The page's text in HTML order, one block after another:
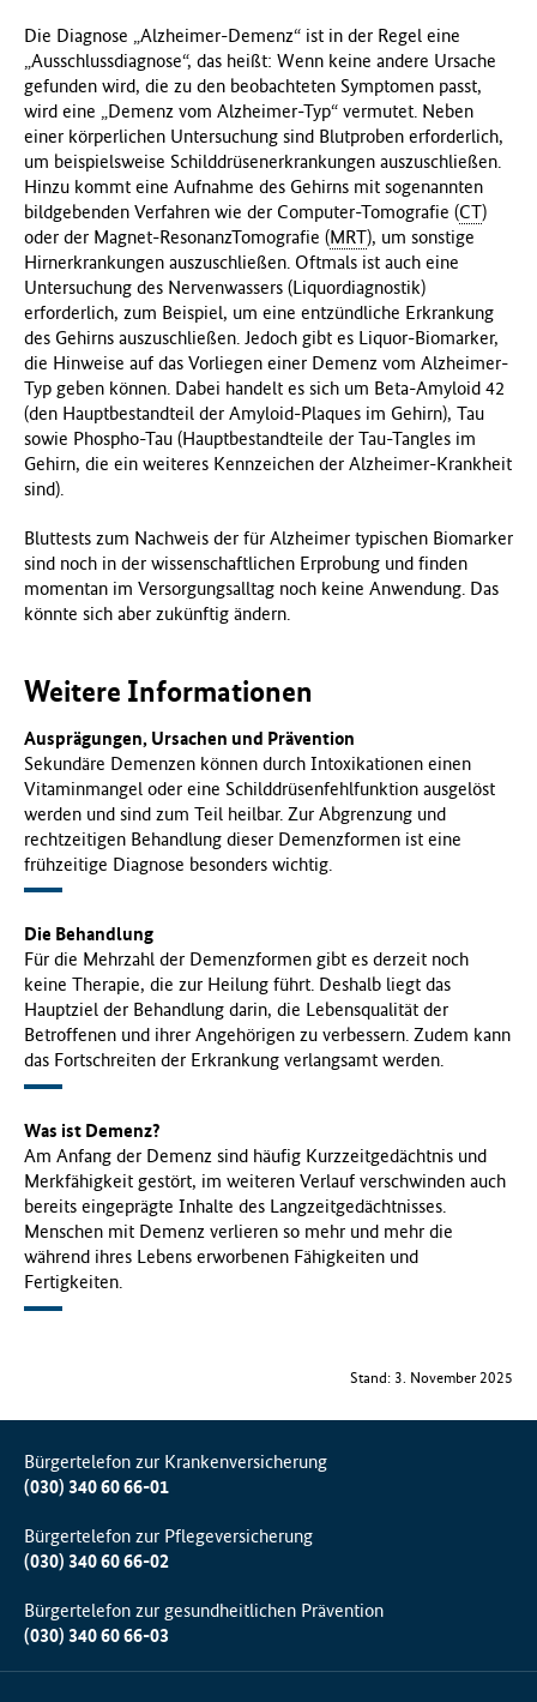
Die Diagnose „Alzheimer-Demenz“ ist in der Regel eine
„Ausschlussdiagnose“, das heißt: Wenn keine andere Ursache
gefunden wird, die zu den beobachteten Symptomen passt,
wird eine „Demenz vom Alzheimer-Typ“ vermutet. Neben
einer körperlichen Untersuchung sind Blutproben erforderlich,
um beispielsweise Schilddrüsenerkrankungen auszuschließen.
Hinzu kommt eine Aufnahme des Gehirns mit sogenannten
bildgebenden Verfahren wie der Computer-Tomografie (CT)
oder der Magnet-ResonanzTomografie (MRT), um sonstige
Hirnerkrankungen auszuschließen. Oftmals ist auch eine
Untersuchung des Nervenwassers (Liquordiagnostik)
erforderlich, zum Beispiel, um eine entzündliche Erkrankung
des Gehirns auszuschließen. Jedoch gibt es Liquor-Biomarker,
die Hinweise auf das Vorliegen einer Demenz vom Alzheimer-
Typ geben können. Dabei handelt es sich um Beta-Amyloid 42
(den Hauptbestandteil der Amyloid-Plaques im Gehirn), Tau
sowie Phospho-Tau (Hauptbestandteile der Tau-Tangles im
Gehirn, die ein weiteres Kennzeichen der Alzheimer-Krankheit
sind).
Bluttests zum Nachweis der für Alzheimer typischen Biomarker
sind noch in der wissenschaftlichen Erprobung und finden
momentan im Versorgungsalltag noch keine Anwendung. Das
könnte sich aber zukünftig ändern.
Weitere Informationen
Ausprägungen, Ursachen und Prävention
Sekundäre Demenzen können durch Intoxikationen einen
Vitaminmangel oder eine Schilddrüsenfehlfunktion ausgelöst
werden und sind zum Teil heilbar. Zur Abgrenzung und
rechtzeitigen Behandlung dieser Demenzformen ist eine
frühzeitige Diagnose besonders wichtig.
Die Behandlung
Für die Mehrzahl der Demenzformen gibt es derzeit noch
keine Therapie, die zur Heilung führt. Deshalb liegt das
Hauptziel der Behandlung darin, die Lebensqualität der
Betroffenen und ihrer Angehörigen zu verbessern. Zudem kann
das Fortschreiten der Erkrankung verlangsamt werden.
Was ist Demenz?
Am Anfang der Demenz sind häufig Kurzzeitgedächtnis und
Merkfähigkeit gestört, im weiteren Verlauf verschwinden auch
bereits eingeprägte Inhalte des Langzeitgedächtnisses.
Menschen mit Demenz verlieren so mehr und mehr die
während ihres Lebens erworbenen Fähigkeiten und
Fertigkeiten.
Stand: 3. November 2025
Bürgertelefon zur Krankenversicherung
(030) 340 60 66-01
Bürgertelefon zur Pflegeversicherung
(030) 340 60 66-02
Bürgertelefon zur gesundheitlichen Prävention
(030) 340 60 66-03